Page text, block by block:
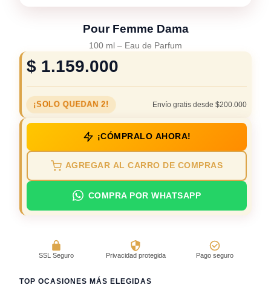
Pour Femme Dama
100 ml – Eau de Parfum
$ 1.159.000
¡SOLO QUEDAN 2! Envío gratis desde $200.000
¡CÓMPRALO AHORA!
AGREGAR AL CARRO DE COMPRAS
COMPRA POR WHATSAPP
SSL Seguro Privacidad protegida Pago seguro
TOP OCASIONES MÁS ELEGIDAS